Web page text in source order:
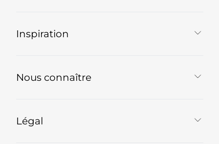
Inspiration
Nous connaître
Légal